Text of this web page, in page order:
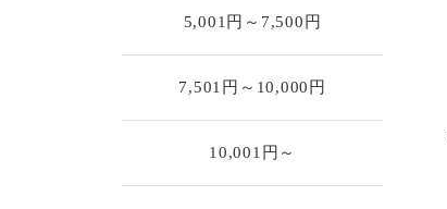
5,001円～7,500円
7,501円～10,000円
10,001円～